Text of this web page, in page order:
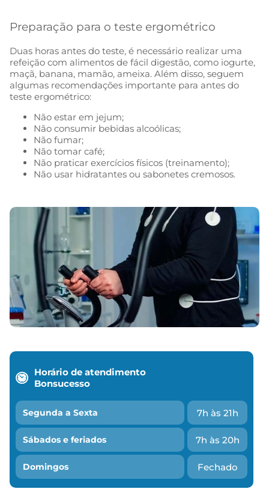
Preparação para o teste ergométrico
Duas horas antes do teste, é necessário realizar uma
refeição com alimentos de fácil digestão, como iogurte,
maçã, banana, mamão, ameixa. Além disso, seguem
algumas recomendações importante para antes do
teste ergométrico:
Não estar em jejum;
Não consumir bebidas alcoólicas;
Não fumar;
Não tomar café;
Não praticar exercícios físicos (treinamento);
Não usar hidratantes ou sabonetes cremosos.
Horário de atendimento
Bonsucesso
Segunda a Sexta 7h às 21h
Sábados e feriados 7h às 20h
Domingos Fechado